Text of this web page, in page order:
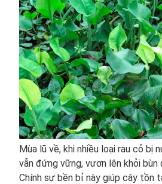
Mùa lũ về, khi nhiều loại rau cỏ bị
vẫn đứng vững, vươn lên khỏi bùn
Chính sự bền bỉ này giúp cây tồn